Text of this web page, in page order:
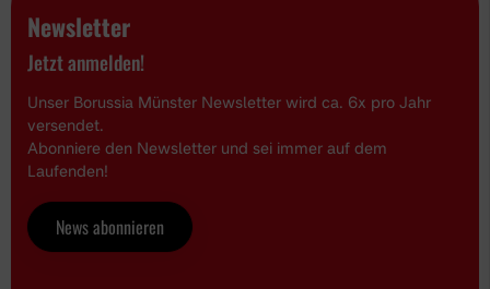
Newsletter
Jetzt anmelden!
Unser Borussia Münster Newsletter wird ca. 6x pro Jahr
versendet.
Abonniere den Newsletter und sei immer auf dem
Laufenden!
News abonnieren